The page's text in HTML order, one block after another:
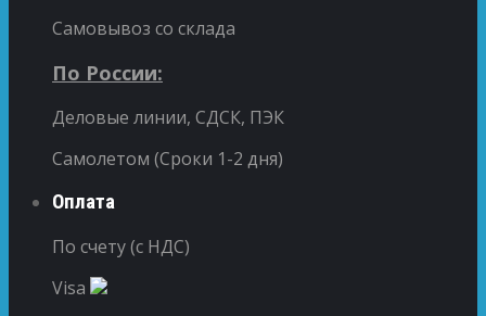
Самовывоз со склада
По России:
Деловые линии, СДСК, ПЭК
Самолетом (Сроки 1-2 дня)
Оплата
По счету (с НДС)
Visa